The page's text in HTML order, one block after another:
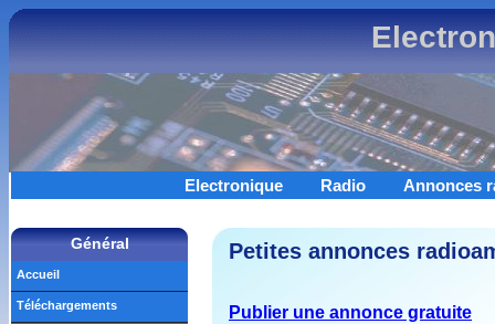
Electronique Radio Annonces
Petites annonces
Publier une annonce gratuite
Général
Accueil
Téléchargements